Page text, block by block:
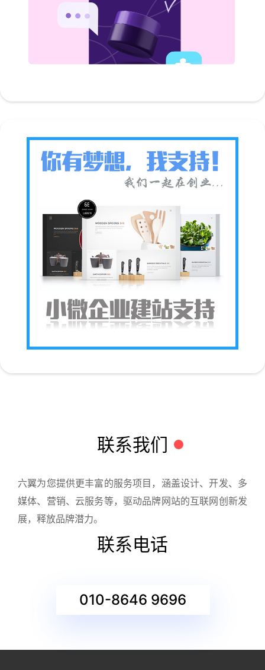
联系我们
六翼为您提供更丰富的服务项目，涵盖设计、开发、多
媒体、营销、云服务等，驱动品牌网站的互联网创新发
展，释放品牌潜力。
联系电话
010-8646 9696